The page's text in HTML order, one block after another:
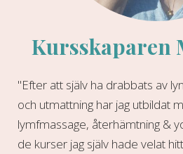
Kursskaparen
"Efter att själv ha drabbats av
och utmattning har jag utbildat
lymfmassage, återhämtning &
de kurser jag själv hade velat